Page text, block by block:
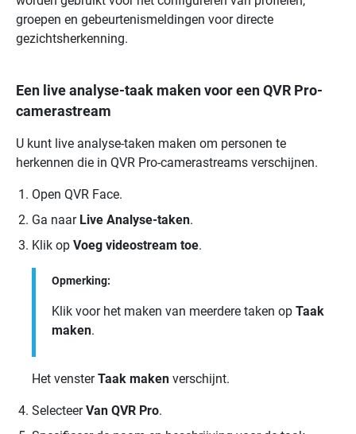
groepen en gebeurtenismeldingen voor directe
gezichtsherkenning.
Een live analyse-taak maken voor een QVR Pro-
camerastream
U kunt live analyse-taken maken om personen te
herkennen die in QVR Pro-camerastreams verschijnen.
Open QVR Face.
Ga naar Live Analyse-taken.
Klik op Voeg videostream toe.
Opmerking:
Klik voor het maken van meerdere taken op Taak
maken.
Het vensterTaak maken verschijnt.
SelecteerVan QVR Pro.